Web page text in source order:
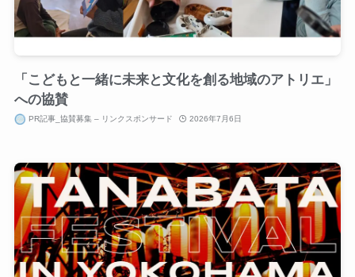
「こどもと一緒に未来と文化を創る地域のアトリエ」
への協賛
PR記事_協賛募集 – リンクスポンサード 2026年7月6日